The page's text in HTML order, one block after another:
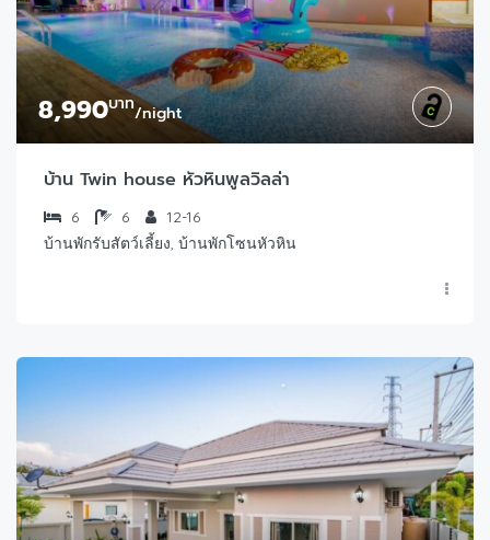
8,990บาท/night
บ้าน Twin house หัวหินพูลวิลล่า
6 6
12-16
บ้านพักรับสัตว์เลี้ยง, บ้านพักโซนหัวหิน